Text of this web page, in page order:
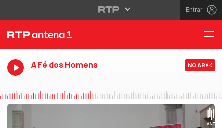
Entrar
A Fé dos Homens NO AR